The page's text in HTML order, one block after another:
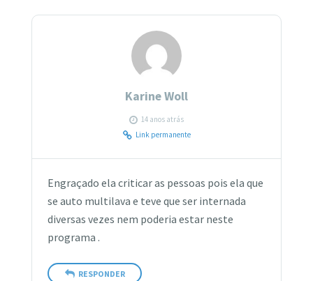
Karine Woll
14 anos atrás
Link permanente
Engraçado ela criticar as pessoas pois ela que
se auto multilava e teve que ser internada
diversas vezes nem poderia estar neste
programa .
RESPONDER